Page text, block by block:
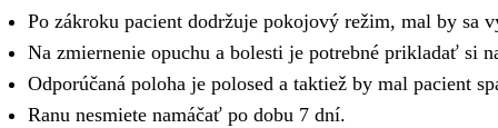
Po zákroku pacient dodržuje pokojový režim, mal by
Na zmiernenie opuchu a bolesti je potrebné prikladať si
Odporúčaná poloha je polosed a taktiež by mal pacient
Ranu nesmiete namáčať po dobu 7 dní.